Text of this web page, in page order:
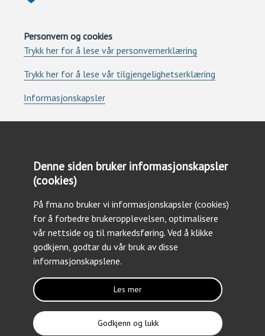
Denne siden bruker informasjonskapsler
(cookies)
På fma.no bruker vi informasjonskapsler (cookies)
for å forbedre brukeropplevelsen, optimalisere
vår nettside og til markedsføring. Ved å klikke
godkjenn, godtar du vår bruk av disse
informasjonskapslene.
Les mer
Godkjenn og lukk
Personvern og cookies
Trykk her for å lese vår personvernerklæring
Trykk her for å lese vår tilgjengelighetserklæring
Informasjonskapsler
Tlf: +47 23 09 30 03
Epost: forsvarsmateriell@fma.no
Følg oss